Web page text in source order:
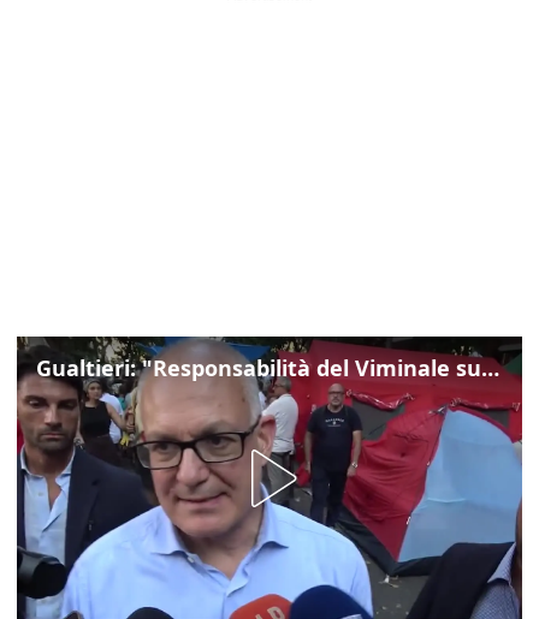
Gualtieri: "Responsabilità del Viminale su Spin Time? La posizione dei partiti è nota"